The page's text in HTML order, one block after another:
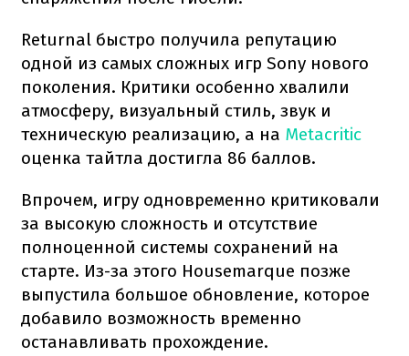
Returnal быстро получила репутацию
одной из самых сложных игр Sony нового
поколения. Критики особенно хвалили
атмосферу, визуальный стиль, звук и
техническую реализацию, а на Metacritic
оценка тайтла достигла 86 баллов.
Впрочем, игру одновременно критиковали
за высокую сложность и отсутствие
полноценной системы сохранений на
старте. Из-за этого Housemarque позже
выпустила большое обновление, которое
добавило возможность временно
останавливать прохождение.